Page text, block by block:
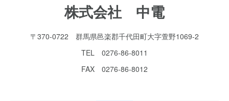
株式会社 中電
〒370-0722 群馬県邑楽郡千代田町大字萱野1069-2
TEL 0276-86-8011
FAX 0276-86-8012